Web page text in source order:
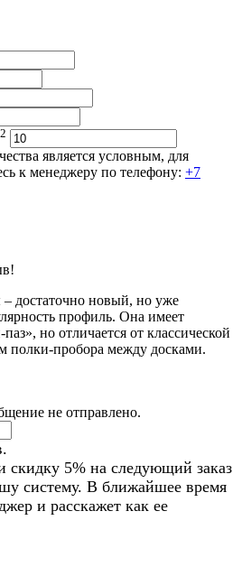
2
является условным, для
к менеджеру по телефону: +7
достаточно новый, но уже
профиль. Она имеет
но отличается от классической
полки-пробора между досками.
не отправлено.
5% на следующий заказ
систему. В ближайшее время
и расскажет как ее